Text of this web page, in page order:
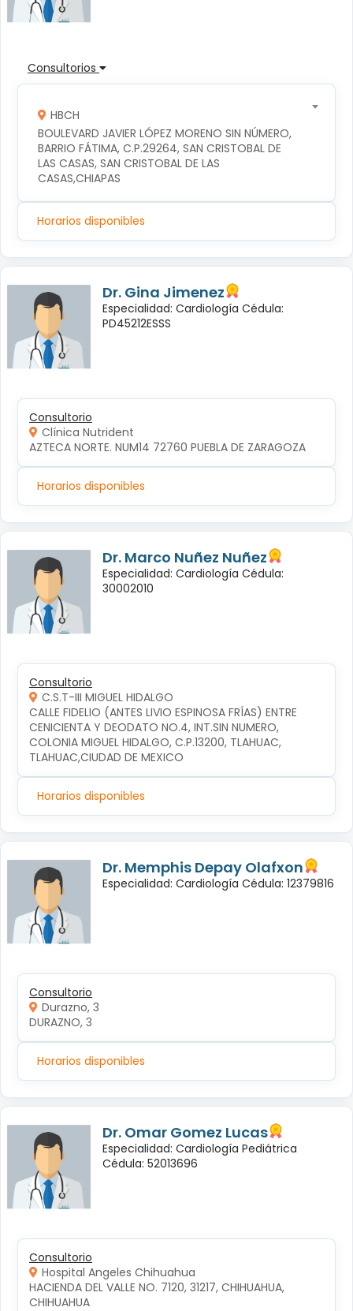
Consultorios
HBCH
BOULEVARD JAVIER LÓPEZ MORENO SIN NÚMERO,
BARRIO FÁTIMA, C.P.29264, SAN CRISTOBAL DE
LAS CASAS, SAN CRISTOBAL DE LAS
CASAS,CHIAPAS
Horarios disponibles
Dr. Gina Jimenez
Especialidad: Cardiología Cédula:
PD45212ESSS
Consultorio
Clínica Nutrident
AZTECA NORTE. NUM14 72760 PUEBLA DE ZARAGOZA
Horarios disponibles
Dr. Marco Nuñez Nuñez
Especialidad: Cardiología Cédula:
30002010
Consultorio
C.S.T-III MIGUEL HIDALGO
CALLE FIDELIO (ANTES LIVIO ESPINOSA FRÍAS) ENTRE
CENICIENTA Y DEODATO NO.4, INT.SIN NUMERO,
COLONIA MIGUEL HIDALGO, C.P.13200, TLAHUAC,
TLAHUAC,CIUDAD DE MEXICO
Horarios disponibles
Dr. Memphis Depay Olafxon
Especialidad: Cardiología Cédula: 12379816
Consultorio
Durazno, 3
DURAZNO, 3
Horarios disponibles
Dr. Omar Gomez Lucas
Especialidad: Cardiología Pediátrica
Cédula: 52013696
Consultorio
Hospital Angeles Chihuahua
HACIENDA DEL VALLE NO. 7120, 31217, CHIHUAHUA,
CHIHUAHUA